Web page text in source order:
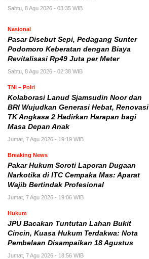
Sabtu, 8 Agu 2026 - 03:35 WIB
Nasional
Pasar Disebut Sepi, Pedagang Sunter
Podomoro Keberatan dengan Biaya
Revitalisasi Rp49 Juta per Meter
Sabtu, 8 Agu 2026 - 02:38 WIB
TNI – Polri
Kolaborasi Lanud Sjamsudin Noor dan
BRI Wujudkan Generasi Hebat, Renovasi
TK Angkasa 2 Hadirkan Harapan bagi
Masa Depan Anak
Jumat, 7 Agu 2026 - 19:19 WIB
Breaking News
Pakar Hukum Soroti Laporan Dugaan
Narkotika di ITC Cempaka Mas: Aparat
Wajib Bertindak Profesional
Jumat, 7 Agu 2026 - 19:06 WIB
Hukum
JPU Bacakan Tuntutan Lahan Bukit
Cincin, Kuasa Hukum Terdakwa: Nota
Pembelaan Disampaikan 18 Agustus
Jumat, 7 Agu 2026 - 18:56 WIB